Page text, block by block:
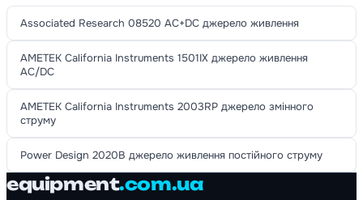
Associated Research 08520 AC+DC джерело живлення
AMETEK California Instruments 1501IX джерело живлення
AC/DC
AMETEK California Instruments 2003RP джерело змінного
струму
Power Design 2020B джерело живлення постійного струму
equipment.com.ua